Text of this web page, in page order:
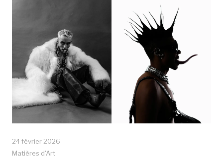
24 février 2026
Matières d'Art